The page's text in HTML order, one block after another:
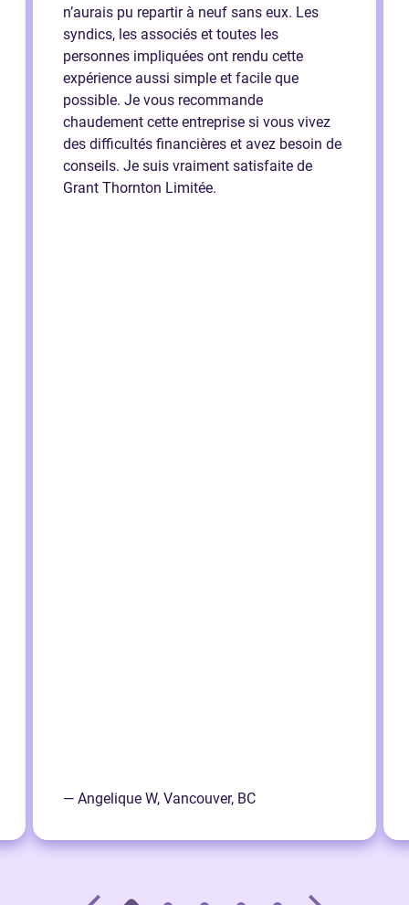
n’aurais pu repartir à neuf sans eux. Les
syndics, les associés et toutes les
personnes impliquées ont rendu cette
expérience aussi simple et facile que
possible. Je vous recommande
chaudement cette entreprise si vous vivez
des difficultés financières et avez besoin de
conseils. Je suis vraiment satisfaite de
Grant Thornton Limitée.
— Angelique W, Vancouver, BC